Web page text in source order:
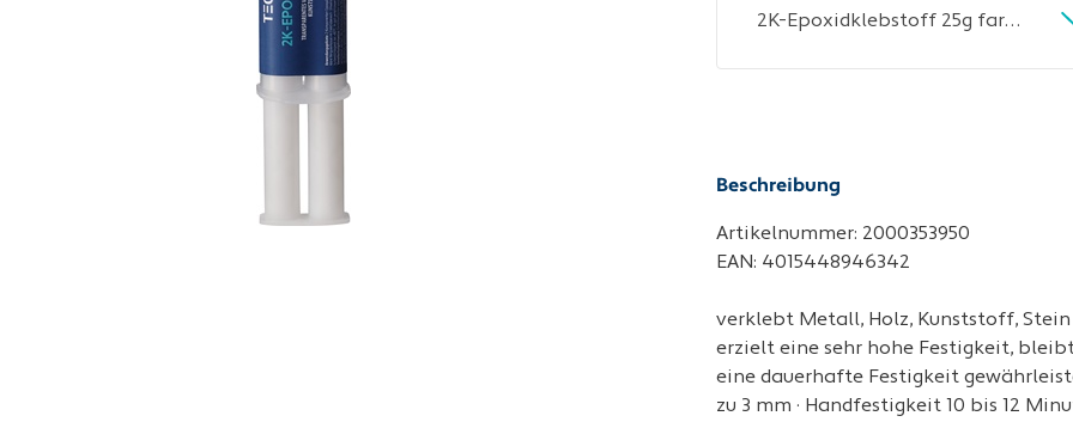
2K-Epoxidklebstoff 25g farblos Doppelspritze TECWERK
Beschreibung
Artikelnummer: 2000353950
EAN: 4015448946342
verklebt Metall, Holz, Kunststoff, Stein
erzielt eine sehr hohe Festigkeit,
eine dauerhafte Festigkeit
zu 3 mm · Handfestigkeit 10 bis 12